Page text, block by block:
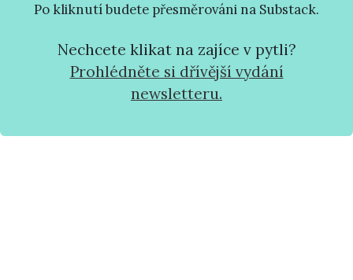
Po kliknutí budete přesměrováni na Substack.
Nechcete klikat na zajíce v pytli?
Prohlédněte si dřívější vydání
newsletteru.